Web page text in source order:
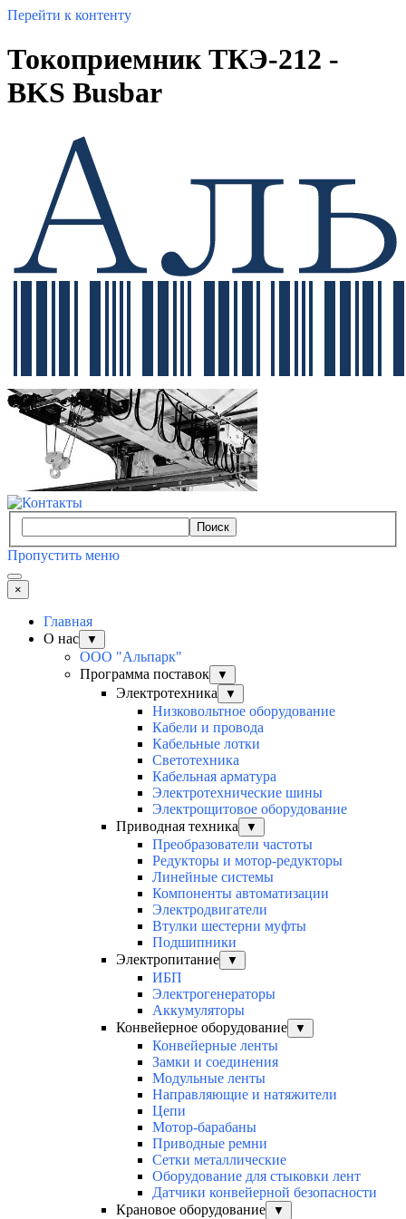
Перейти к контенту
Токоприемник ТКЭ-212 -
BKS Busbar
Поиск
Пропустить меню
×
Главная
О нас
▼
ООО "Альпарк"
Программа поставок
▼
Электротехника ▼
Низковольтное оборудование
Кабели и провода
Кабельные лотки
Светотехника
Кабельная арматура
Электротехнические шины
Электрощитовое оборудование
Приводная техника
▼
Преобразователи частоты
Редукторы и мотор-редукторы
Линейные системы
Компоненты автоматизации
Электродвигатели
Втулки шестерни муфты
Подшипники
Электропитание
▼
ИБП
Электрогенераторы
Аккумуляторы
Конвейерное оборудование
▼
Конвейерные ленты
Замки и соединения
Модульные ленты
Направляющие и натяжители
Цепи
Мотор-барабаны
Приводные ремни
Сетки металлические
Оборудование для стыковки лент
Датчики конвейерной безопасности
Крановое оборудование
▼